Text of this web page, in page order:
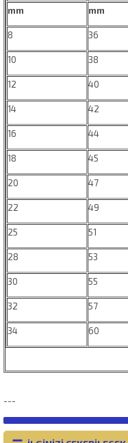
mm mm
8 36
10 38
12 40
14 42
16 44
18 45
20 47
22 49
25 51
28 53
30 55
32 57
34 60
---